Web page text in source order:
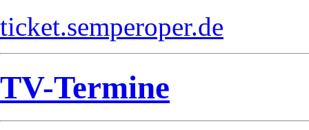
ticket.semperoper.de
TV-Termine